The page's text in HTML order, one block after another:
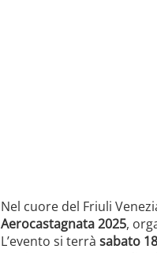
Nel cuore del Friuli
Aerocastagnata 2025,
L’evento si terrà sabato